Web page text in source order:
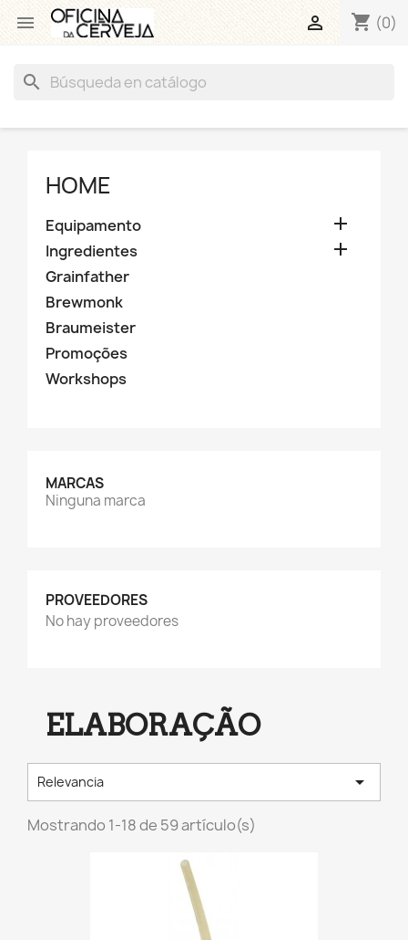
 shopping_cart (0)

search
HOME
Equipamento 
Ingredientes 
Grainfather
Brewmonk
Braumeister
Promoções
Workshops
MARCAS
Ninguna marca
PROVEEDORES
No hay proveedores
ELABORAÇÃO
Relevancia 
Mostrando 1-18 de 59 artículo(s)